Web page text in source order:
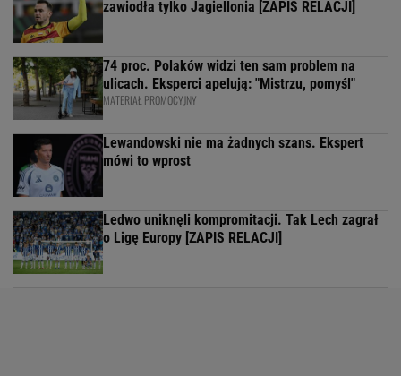
zawiodła tylko Jagiellonia [ZAPIS RELACJI]
74 proc. Polaków widzi ten sam problem na
ulicach. Eksperci apelują: "Mistrzu, pomyśl"
MATERIAŁ PROMOCYJNY
Lewandowski nie ma żadnych szans. Ekspert
mówi to wprost
Ledwo uniknęli kompromitacji. Tak Lech zagrał
o Ligę Europy [ZAPIS RELACJI]